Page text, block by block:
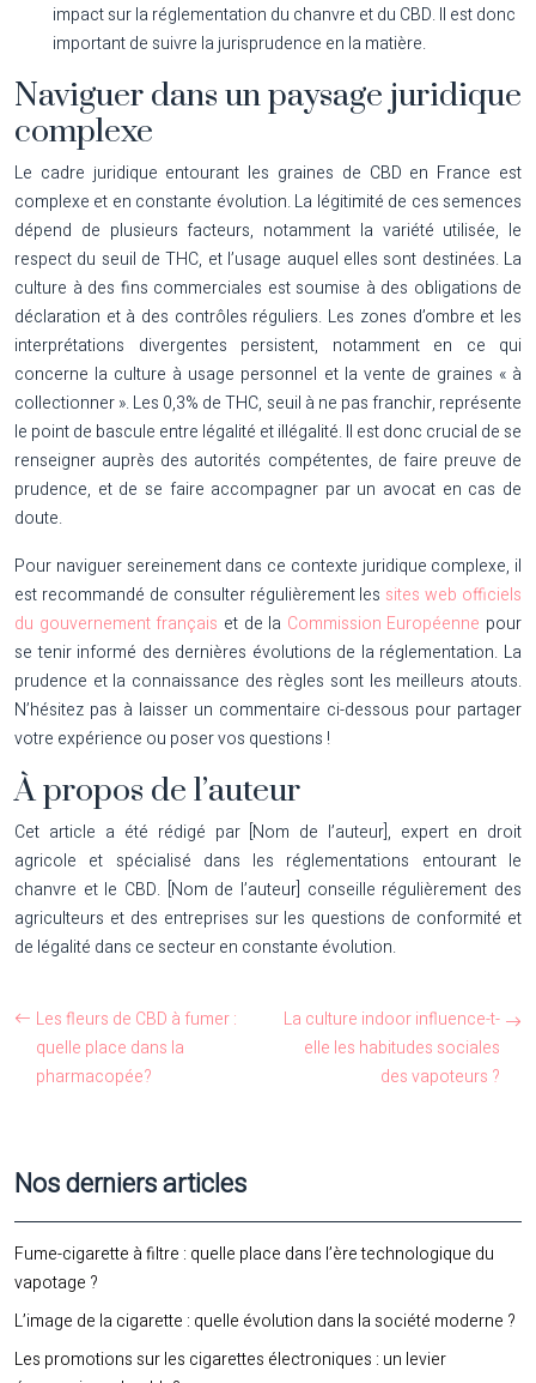
impact sur la réglementation du chanvre et du CBD. Il est donc
important de suivre la jurisprudence en la matière.
Naviguer dans un paysage juridique
complexe
Le cadre juridique entourant les graines de CBD en France est
complexe et en constante évolution. La légitimité de ces semences
dépend de plusieurs facteurs, notamment la variété utilisée, le
respect du seuil de THC, et l’usage auquel elles sont destinées. La
culture à des fins commerciales est soumise à des obligations de
déclaration et à des contrôles réguliers. Les zones d’ombre et les
interprétations divergentes persistent, notamment en ce qui
concerne la culture à usage personnel et la vente de graines « à
collectionner ». Les 0,3% de THC, seuil à ne pas franchir, représente
le point de bascule entre légalité et illégalité. Il est donc crucial de se
renseigner auprès des autorités compétentes, de faire preuve de
prudence, et de se faire accompagner par un avocat en cas de
doute.
Pour naviguer sereinement dans ce contexte juridique complexe, il
est recommandé de consulter régulièrement les sites web officiels
du gouvernement français et de la Commission Européenne pour
se tenir informé des dernières évolutions de la réglementation. La
prudence et la connaissance des règles sont les meilleurs atouts.
N’hésitez pas à laisser un commentaire ci-dessous pour partager
votre expérience ou poser vos questions !
À propos de l’auteur
Cet article a été rédigé par [Nom de l’auteur], expert en droit
agricole et spécialisé dans les réglementations entourant le
chanvre et le CBD. [Nom de l’auteur] conseille régulièrement des
agriculteurs et des entreprises sur les questions de conformité et
de légalité dans ce secteur en constante évolution.
Les fleurs de CBD à fumer :
quelle place dans la
pharmacopée?
La culture indoor influence-t-
elle les habitudes sociales
des vapoteurs ?
Nos derniers articles
Fume-cigarette à filtre : quelle place dans l’ère technologique du
vapotage ?
L’image de la cigarette : quelle évolution dans la société moderne ?
Les promotions sur les cigarettes électroniques : un levier